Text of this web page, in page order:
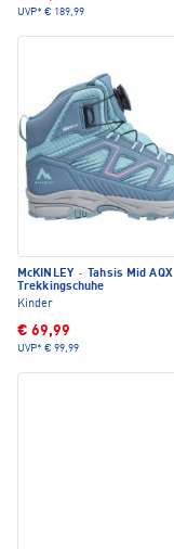
UVP* € 189,99
McKINLEY ·
Tahsis Mid AQX
Trekkingschuhe
Kinder
€ 69,99
UVP* € 99,99